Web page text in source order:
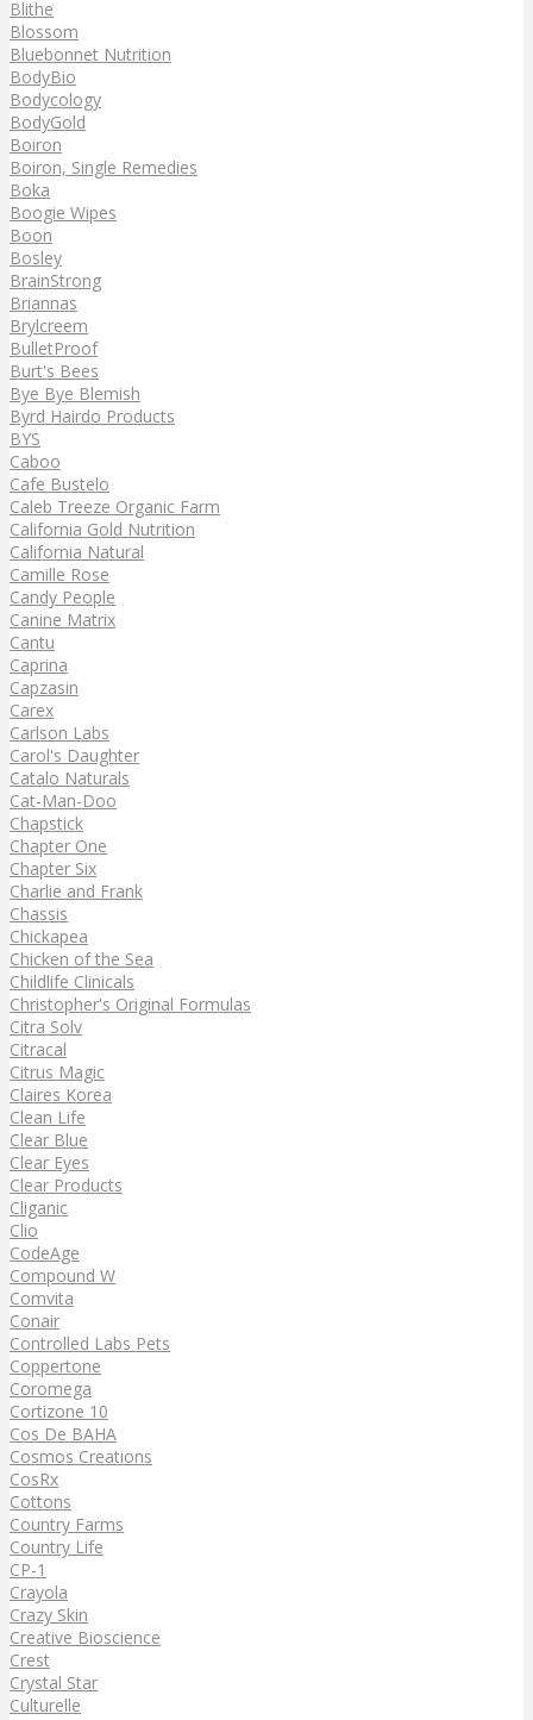
Blithe
Blossom
Bluebonnet Nutrition
BodyBio
Bodycology
BodyGold
Boiron
Boiron, Single Remedies
Boka
Boogie Wipes
Boon
Bosley
BrainStrong
Briannas
Brylcreem
BulletProof
Burt's Bees
Bye Bye Blemish
Byrd Hairdo Products
BYS
Caboo
Cafe Bustelo
Caleb Treeze Organic Farm
California Gold Nutrition
California Natural
Camille Rose
Candy People
Canine Matrix
Cantu
Caprina
Capzasin
Carex
Carlson Labs
Carol's Daughter
Catalo Naturals
Cat-Man-Doo
Chapstick
Chapter One
Chapter Six
Charlie and Frank
Chassis
Chickapea
Chicken of the Sea
Childlife Clinicals
Christopher's Original Formulas
Citra Solv
Citracal
Citrus Magic
Claires Korea
Clean Life
Clear Blue
Clear Eyes
Clear Products
Cliganic
Clio
CodeAge
Compound W
Comvita
Conair
Controlled Labs Pets
Coppertone
Coromega
Cortizone 10
Cos De BAHA
Cosmos Creations
CosRx
Cottons
Country Farms
Country Life
CP-1
Crayola
Crazy Skin
Creative Bioscience
Crest
Crystal Star
Culturelle